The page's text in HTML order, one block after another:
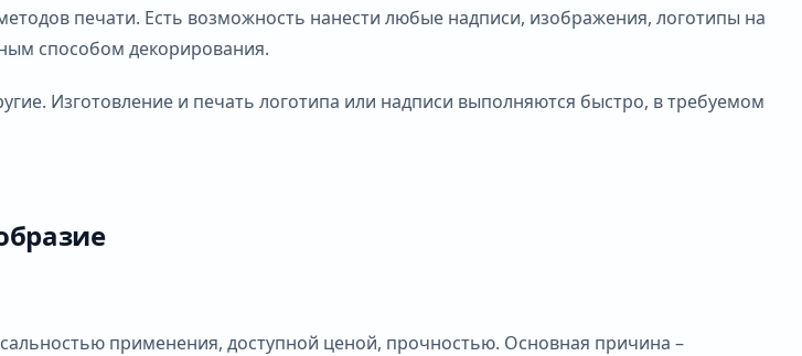
печати. Есть возможность нанести любые надписи, изображения, логотипы на
способом декорирования.
Изготовление и печать логотипа или надписи выполняются быстро, в требуемом
применения, доступной ценой, прочностью. Основная причина –